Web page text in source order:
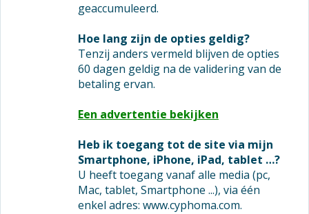
geaccumuleerd.
Hoe lang zijn de opties geldig?
Tenzij anders vermeld blijven de opties
60 dagen geldig na de validering van de
betaling ervan.
Een advertentie bekijken
Heb ik toegang tot de site via mijn
Smartphone, iPhone, iPad, tablet …?
U heeft toegang vanaf alle media (pc,
Mac, tablet, Smartphone ...), via één
enkel adres: www.cyphoma.com.